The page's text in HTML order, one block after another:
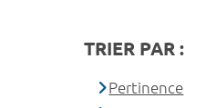
TRIER PAR :
Pertinence